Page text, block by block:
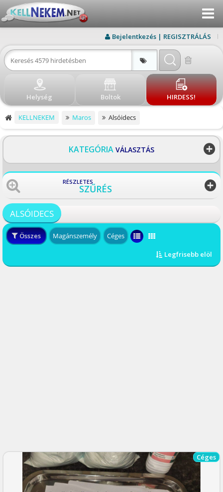
Menu
BEJELENTKEZÉS
REGISZTRÁLÁS
VISSZA
Bejelentkezés | REGISZTRÁLÁS
Helység Boltok HIRDESS!
KELLNEKEM Maros Alsóidecs
KATEGÓRIA VÁLASZTÁS
RÉSZLETES
SZŰRÉS
ALSÓIDECS
Összes Magánszemély Céges
Legfrisebb elöl
Céges